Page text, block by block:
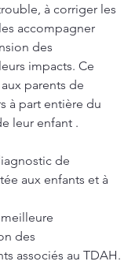
à corriger les
accompagner
des
impacts. Ce
parents de
à part entière du
leur enfant .
de
aux enfants et à
des
associés au TDAH.